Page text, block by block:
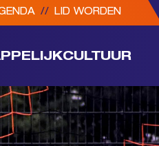
// LID WORDEN
CULTUUR